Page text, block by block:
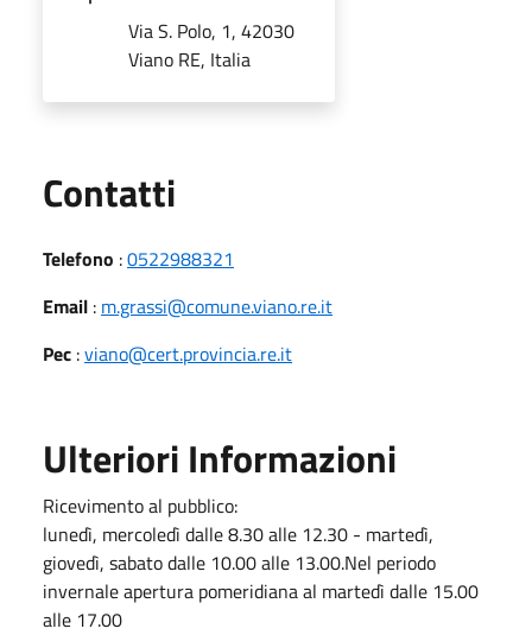
Via S. Polo, 1, 42030
Viano RE, Italia
Contatti
Telefono :0522988321
Email : m.grassi@comune.viano.re.it
Pec :viano@cert.provincia.re.it
Ulteriori Informazioni
Ricevimento al pubblico:
lunedì, mercoledì dalle 8.30 alle 12.30 - martedì,
giovedì, sabato dalle 10.00 alle 13.00.Nel periodo
invernale apertura pomeridiana al martedì dalle 15.00
alle 17.00